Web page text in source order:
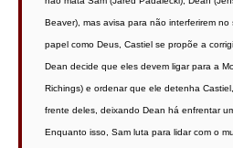
Beaver), mas avisa para não interferirem
papel como Deus, Castiel se propõe a
Dean decide que eles devem ligar para a
Richings) e ordenar que ele detenha
frente deles, deixando Dean há enfrentar
Enquanto isso, Sam luta para lidar com o